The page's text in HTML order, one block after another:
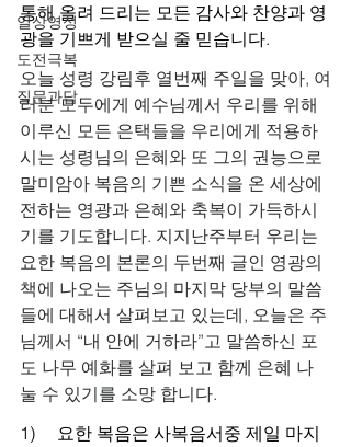
일상영성
도전극복
질문과답
통해 올려 드리는 모든 감사와 찬양과 영
광을 기쁘게 받으실 줄 믿습니다.
오늘 성령 강림후 열번째 주일을 맞아, 여
러분 모두에게 예수님께서 우리를 위해
이루신 모든 은택들을 우리에게 적용하
시는 성령님의 은혜와 또 그의 권능으로
말미암아 복음의 기쁜 소식을 온 세상에
전하는 영광과 은혜와 축복이 가득하시
기를 기도합니다. 지지난주부터 우리는
요한 복음의 본론의 두번째 글인 영광의
책에 나오는 주님의 마지막 당부의 말씀
들에 대해서 살펴보고 있는데, 오늘은 주
님께서 “내 안에 거하라”고 말씀하신 포
도 나무 예화를 살펴 보고 함께 은혜 나
눌 수 있기를 소망 합니다.
1)     요한 복음은 사복음서중 제일 마지